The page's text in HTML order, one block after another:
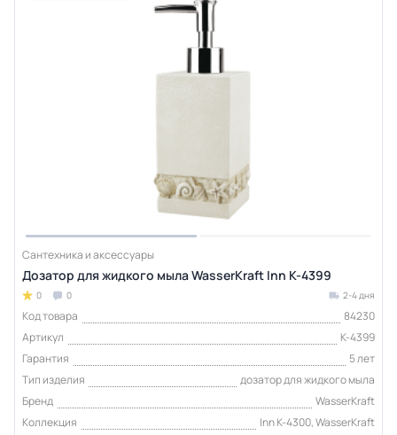
Сантехника и аксессуары
Дозатор для жидкого мыла WasserKraft Inn K-4399
0 0 2-4 дня
Код товара
84230
Артикул
K-4399
Гарантия
5 лет
Тип изделия
дозатор для жидкого мыла
Бренд
WasserKraft
Коллекция
Inn K-4300, WasserKraft